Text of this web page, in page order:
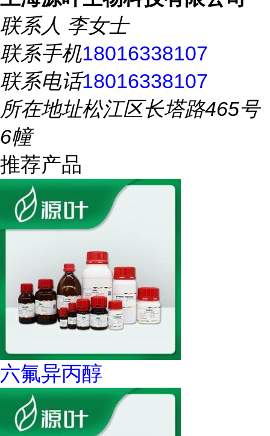
联系人 李女士
联系手机18016338107
联系电话18016338107
所在地址松江区长塔路465号
6幢
推荐产品
六氟异丙醇